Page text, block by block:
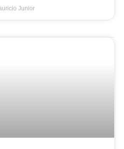
Junior